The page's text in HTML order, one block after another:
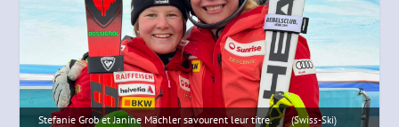
Stefanie Grob et Janine Mächler savourent leur titre. (Swiss-Ski)